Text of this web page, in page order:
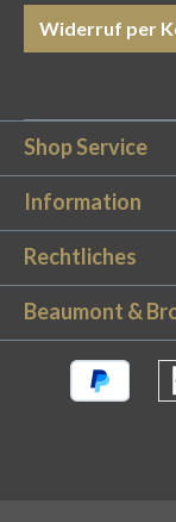
Widerruf per
Shop Service
Information
Rechtliches
Beaumont &